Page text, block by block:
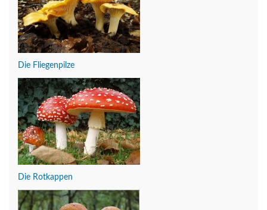
Die Fliegenpilze
Die Rotkappen